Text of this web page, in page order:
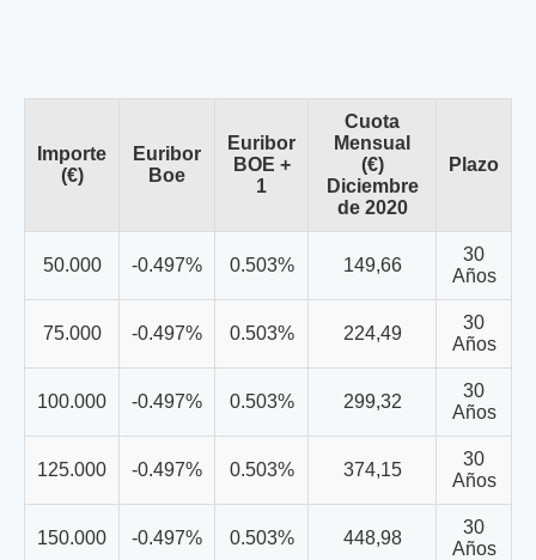
Importe
(€)
Euribor
Boe
Euribor
BOE +
1
Cuota
Mensual
(€)
Diciembre
de 2020
Plazo
50.000 -0.497% 0.503% 149,66
30
Años
75.000 -0.497% 0.503% 224,49
30
Años
100.000 -0.497% 0.503% 299,32
30
Años
125.000 -0.497% 0.503% 374,15
30
Años
150.000 -0.497% 0.503% 448,98
30
Años